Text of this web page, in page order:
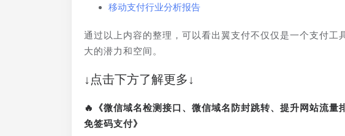
移动支付行业分析报告
通过以上内容的整理，可以看出翼支付不仅仅是一个支付
大的潜力和空间。
↓点击下方了解更多↓
🔥《微信域名检测接口、微信域名防封跳转、提升网站流
免签码支付》